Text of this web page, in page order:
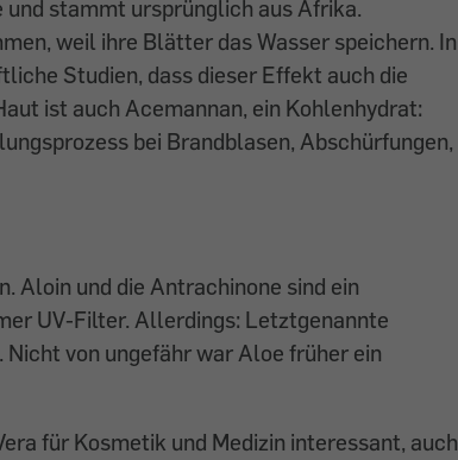
stammt ursprünglich aus Afrika.
weil ihre Blätter das Wasser speichern. In
Studien, dass dieser Effekt auch die
ist auch Acemannan, ein Kohlenhydrat:
bei Brandblasen, Abschürfungen,
Aloin und die Antrachinone sind ein
UV-Filter. Allerdings: Letztgenannte
von ungefähr war Aloe früher ein
für Kosmetik und Medizin interessant, auch